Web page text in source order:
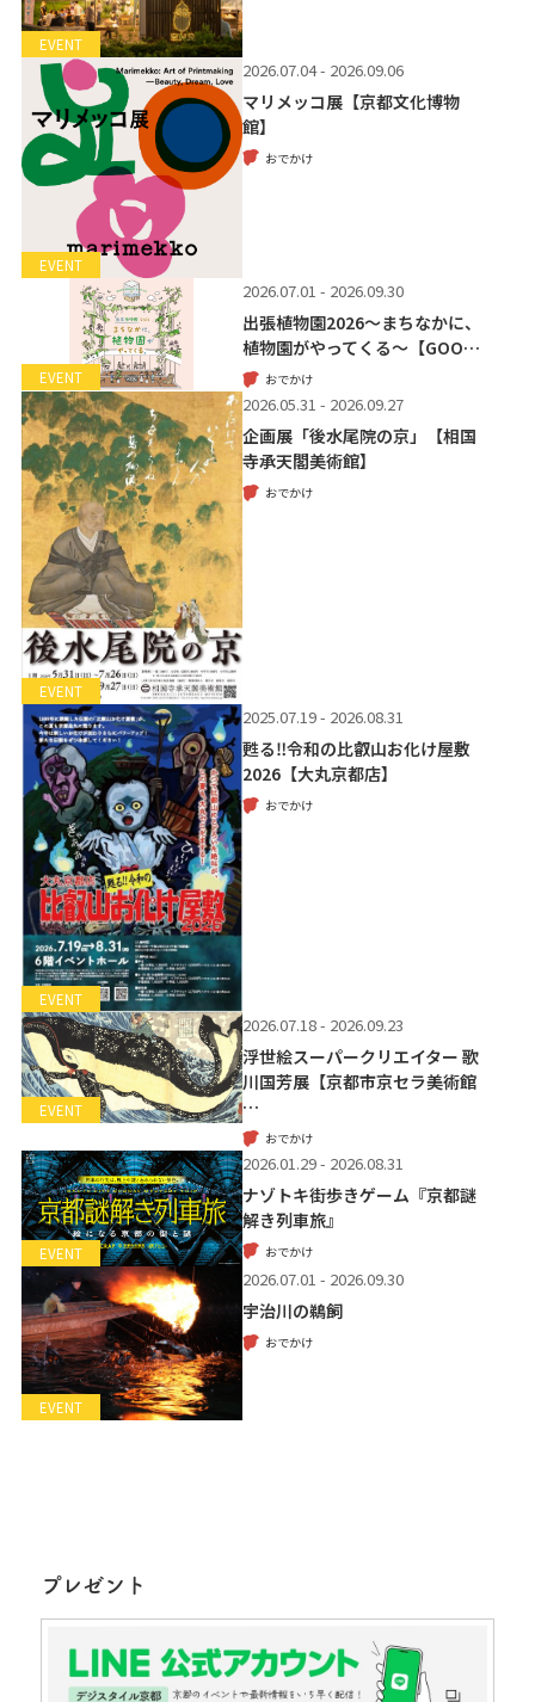
EVENT
EVENT
2026.07.04 - 2026.09.06
マリメッコ展【京都文化博物
館】
おでかけ
EVENT
2026.07.01 - 2026.09.30
出張植物園2026～まちなかに、
植物園がやってくる～【GOO…
おでかけ
EVENT
2026.05.31 - 2026.09.27
企画展「後水尾院の京」【相国
寺承天閣美術館】
おでかけ
EVENT
2025.07.19 - 2026.08.31
甦る‼令和の比叡山お化け屋敷
2026【大丸京都店】
おでかけ
EVENT
2026.07.18 - 2026.09.23
浮世絵スーパークリエイター 歌
川国芳展【京都市京セラ美術館
…
おでかけ
EVENT
2026.01.29 - 2026.08.31
ナゾトキ街歩きゲーム『京都謎
解き列車旅』
おでかけ
EVENT
2026.07.01 - 2026.09.30
宇治川の鵜飼
おでかけ
プレゼント